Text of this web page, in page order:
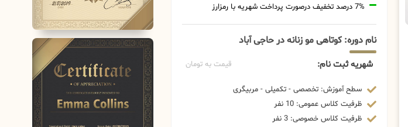
7% درصد تخفیف درصورت پرداخت شهریه با رمزارز
نام دوره: کوتاهی مو زنانه در حاجی آباد
شهریه ثبت نام: قیمت به تومان
سطح آموزش: تخصصی - تکمیلی - مربیگری
ظرفیت کلاس عمومی: 10 نفر
ظرفیت کلاس خصوصی: 3 نفر